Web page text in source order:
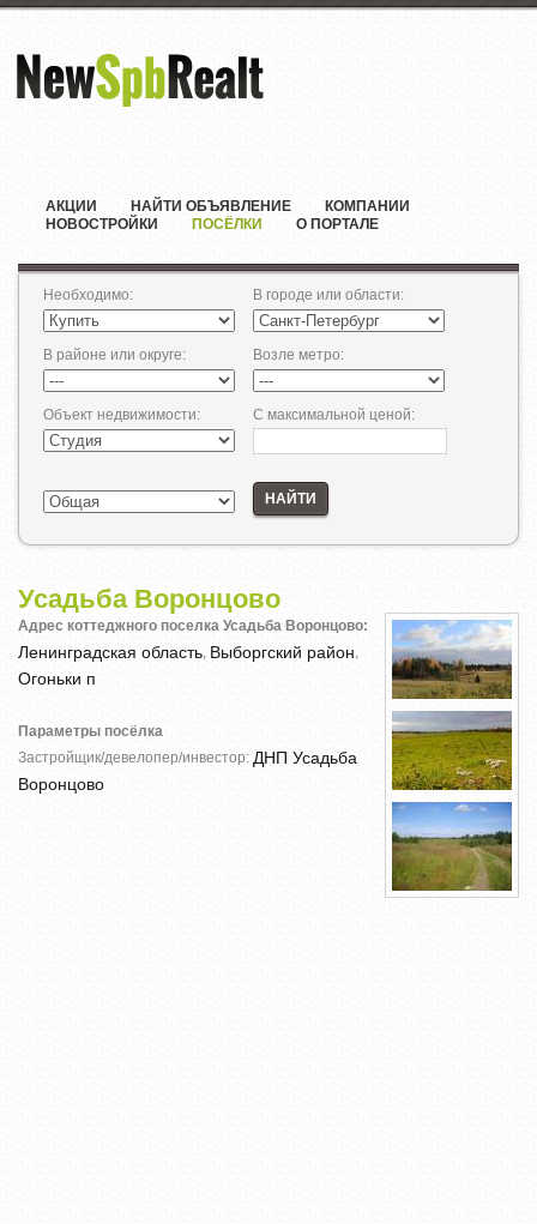
АКЦИИ НАЙТИ ОБЪЯВЛЕНИЕ
КОМПАНИИ
НОВОСТРОЙКИ
ПОСЁЛКИ О ПОРТАЛЕ
Необходимо: В городе или области:
В районе или округе: Возле метро:
Объект недвижимости: С максимальной ценой:
НАЙТИ
Усадьба Воронцово
Адрес коттеджного поселка Усадьба Воронцово:
Ленинградская область Выборгский район
Огоньки п
Параметры посёлка
Застройщик/девелопер/инвестор: ДНП Усадьба
Воронцово